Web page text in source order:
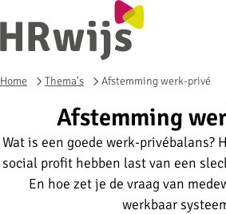
Home Thema's Afstemming werk-privé
Afstemming
Wat is een goede werk-privébalans?
social profit hebben last van een
En hoe zet je de vraag van
werkbaar